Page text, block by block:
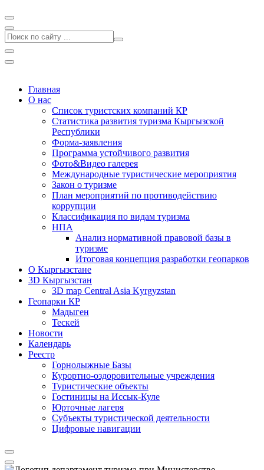
Главная
О нас
Список туристских компаний КР
Статистика развития туризма Кыргызской
Республики
Форма-заявления
Программа устойчивого развития
Фото&Видео галерея
Международные туристические мероприятия
Закон о туризме
План мероприятий по противодействию
коррупции
Классификация по видам туризма
НПА
Анализ нормативной правовой базы в
туризме
Итоговая концепция разработки геопарков
О Кыргызстане
3D Кыргызстан
3D map Central Asia Kyrgyzstan
Геопарки КР
Мадыген
Тескей
Новости
Календарь
Реестр
Горнолыжные Базы
Курортно-оздоровительные учреждения
Туристические объекты
Гостиницы на Иссык-Куле
Юрточные лагеря
Cубъекты туристической деятельности
Цифровые навигации